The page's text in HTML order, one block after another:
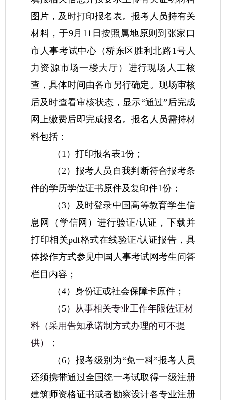
图片，及时打印报名表。报考人员持有关
材料，于9月11日按照属地原则到张家口
市人事考试中心（桥东区胜利北路1号人
力资源市场一楼大厅）进行现场人工核
查，具体时间由各市另行确定。现场审核
后及时查看审核状态，显示“通过”后完成
网上缴费后即完成报名。报名人员需持材
料包括：
（1）打印报名表1份；
（2）报考人员自我判断符合报考条
件的学历学位证书原件及复印件1份；
（3）及时登录中国高等教育学生信
息网（学信网）进行验证/认证，下载并
打印相关pdf格式在线验证/认证报告，具
体操作方式参见中国人事考试网考生问答
栏目内容；
（4）身份证或社会保障卡原件；
（5） 从事相关专业工作年限佐证材
料（采用告知承诺制方式办理的可不提
供）；
（6）报考级别为“免一科”报考人员
还须携带通过全国统一考试取得一级注册
建筑师资格证书或者勘察设计各专业注册